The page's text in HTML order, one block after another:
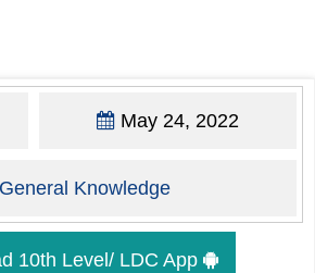
May 24, 2022
General Knowledge
10th Level/ LDC App